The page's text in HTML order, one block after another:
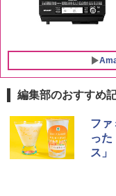
編集部のおすすめ
ファ
った
ス」